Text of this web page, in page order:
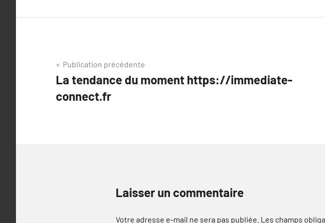
Navigation
de
l’article
Publication précédente
La tendance du moment https://immediate-
connect.fr
Laisser un commentaire
Votre adresse e-mail ne sera pas publiée. Les champs